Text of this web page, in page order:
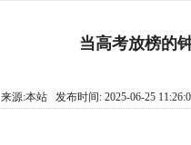
当高考放榜的
来源:本站 发布时间: 2025-06-25